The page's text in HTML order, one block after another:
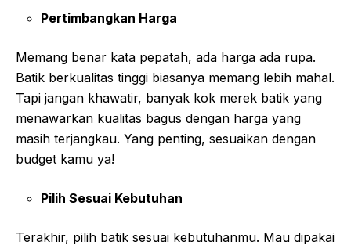
Pertimbangkan Harga
Memang benar kata pepatah, ada harga ada rupa.
Batik berkualitas tinggi biasanya memang lebih mahal.
Tapi jangan khawatir, banyak kok merek batik yang
menawarkan kualitas bagus dengan harga yang
masih terjangkau. Yang penting, sesuaikan dengan
budget kamu ya!
Pilih Sesuai Kebutuhan
Terakhir, pilih batik sesuai kebutuhanmu. Mau dipakai